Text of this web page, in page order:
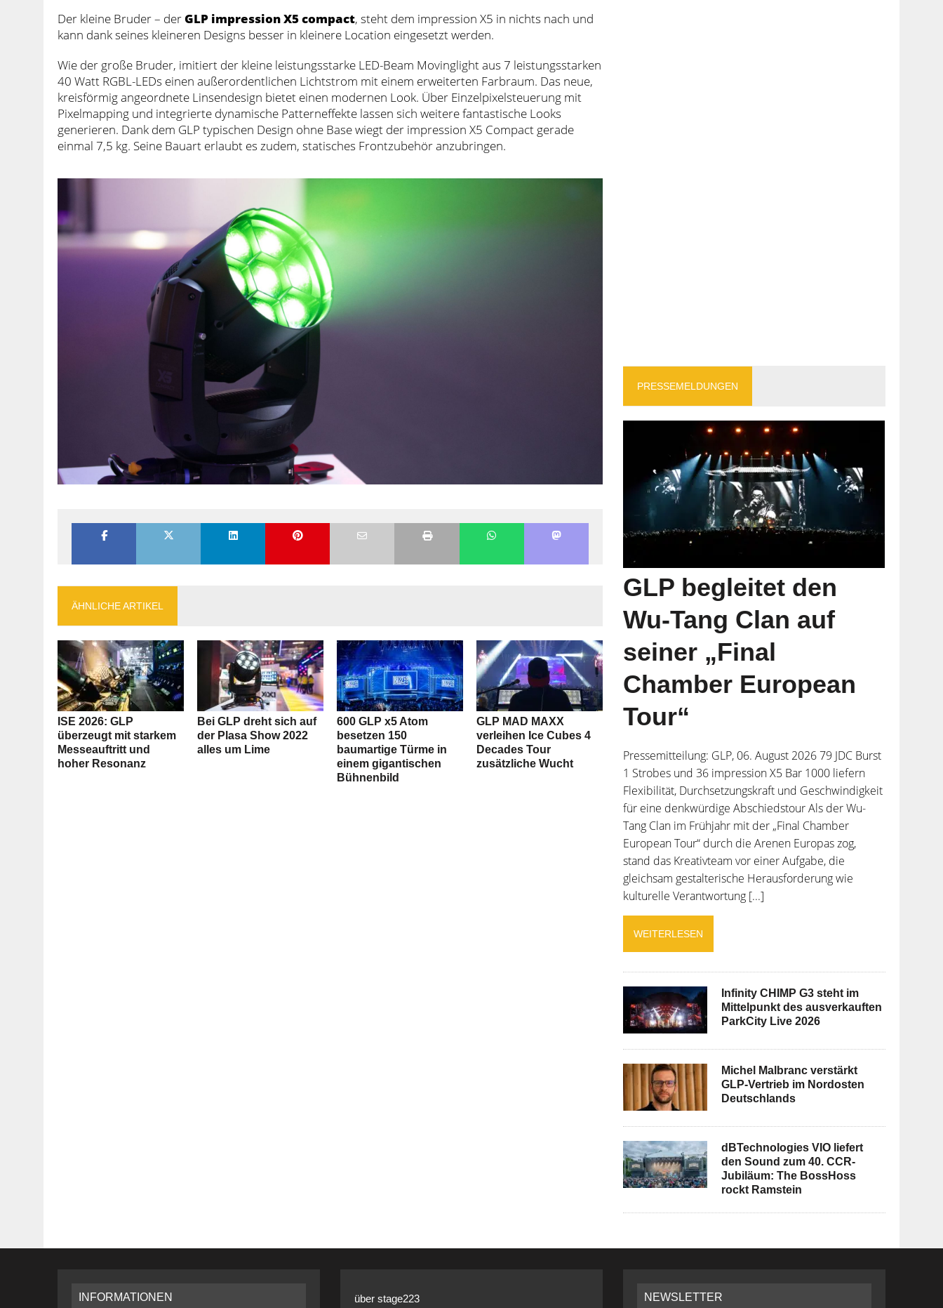
Der kleine Bruder – derGLP impression X5 compact, steht dem impression X5 in nichts nach und
kann dank seines kleineren Designs besser in kleinere Location eingesetzt werden.
Wie der große Bruder, imitiert der kleine leistungsstarke LED-Beam Movinglight aus 7 leistungsstarken
40 Watt RGBL-LEDs einen außerordentlichen Lichtstrom mit einem erweiterten Farbraum. Das neue,
kreisförmig angeordnete Linsendesign bietet einen modernen Look. Über Einzelpixelsteuerung mit
Pixelmapping und integrierte dynamische Patterneffekte lassen sich weitere fantastische Looks
generieren. Dank dem GLP typischen Design ohne Base wiegt der impression X5 Compact gerade
einmal 7,5 kg. Seine Bauart erlaubt es zudem, statisches Frontzubehör anzubringen.
ÄHNLICHE ARTIKEL
ISE 2026: GLP
überzeugt mit starkem
Messeauftritt und
hoher Resonanz
Bei GLP dreht sich auf
der Plasa Show 2022
alles um Lime
600 GLP x5 Atom
besetzen 150
baumartige Türme in
einem gigantischen
Bühnenbild
GLP MAD MAXX
verleihen Ice Cubes 4
Decades Tour
zusätzliche Wucht
PRESSEMELDUNGEN
GLP begleitet den
Wu-Tang Clan auf
seiner „Final
Chamber European
Tour“
Pressemitteilung: GLP, 06. August 2026 79 JDC Burst
1 Strobes und 36 impression X5 Bar 1000 liefern
Flexibilität, Durchsetzungskraft und Geschwindigkeit
für eine denkwürdige Abschiedstour Als der Wu-
Tang Clan im Frühjahr mit der „Final Chamber
European Tour“ durch die Arenen Europas zog,
stand das Kreativteam vor einer Aufgabe, die
gleichsam gestalterische Herausforderung wie
kulturelle Verantwortung [...]
WEITERLESEN
Infinity CHIMP G3 steht im
Mittelpunkt des ausverkauften
ParkCity Live 2026
Michel Malbranc verstärkt
GLP-Vertrieb im Nordosten
Deutschlands
dBTechnologies VIO liefert
den Sound zum 40. CCR-
Jubiläum: The BossHoss
rockt Ramstein
INFORMATIONEN über stage223 NEWSLETTER